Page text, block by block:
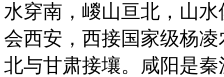
水穿南，嵕山亘北，山
会西安，西接国家级杨
北与甘肃接壤。咸阳是